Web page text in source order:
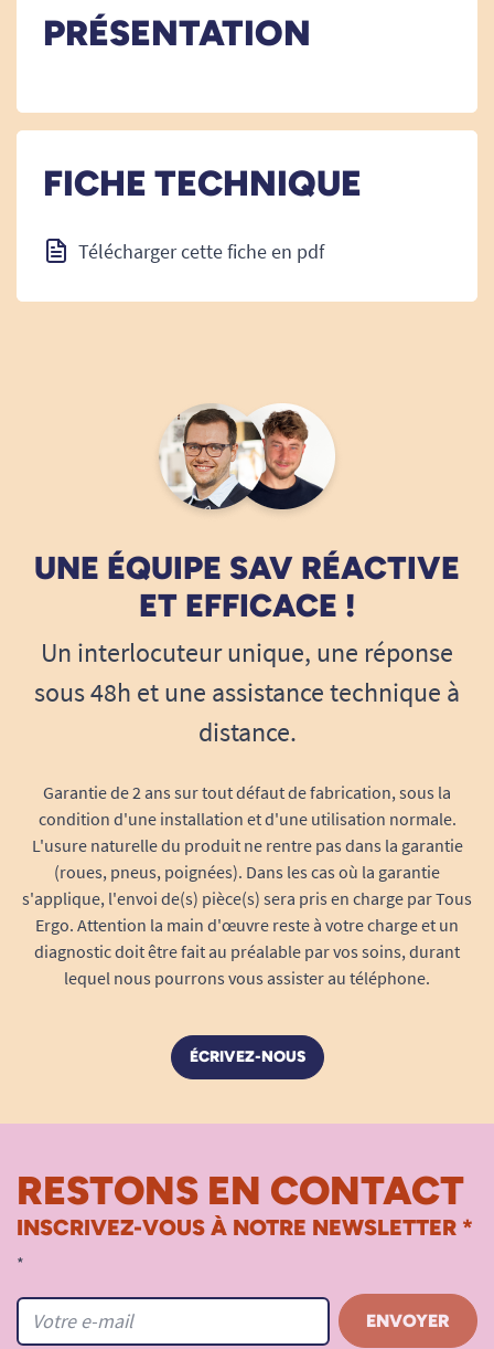
PRÉSENTATION
FICHE TECHNIQUE
Télécharger cette fiche en pdf
UNE ÉQUIPE SAV RÉACTIVE
ET EFFICACE !
Un interlocuteur unique, une réponse
sous 48h et une assistance technique à
distance.
Garantie de 2 ans sur tout défaut de fabrication, sous la
condition d'une installation et d'une utilisation normale.
L'usure naturelle du produit ne rentre pas dans la garantie
(roues, pneus, poignées). Dans les cas où la garantie
s'applique, l'envoi de(s) pièce(s) sera pris en charge par Tous
Ergo. Attention la main d'œuvre reste à votre charge et un
diagnostic doit être fait au préalable par vos soins, durant
lequel nous pourrons vous assister au téléphone.
ÉCRIVEZ-NOUS
RESTONS EN CONTACT
INSCRIVEZ-VOUS À NOTRE NEWSLETTER *
*